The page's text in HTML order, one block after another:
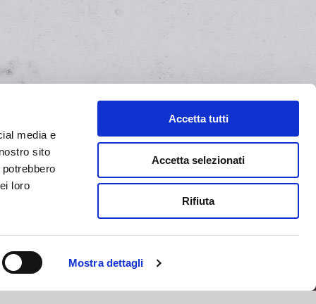
media e
sito
loro
Mostra dettagli
Accetta tutti
Accetta selezionati
Rifiuta
Services